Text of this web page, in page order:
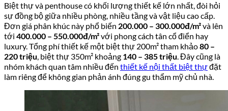
Biệt thự và penthouse có khối lượng thiết kế lớn nhất, đòi hỏi
sự đồng bộ giữa nhiều phòng, nhiều tầng và vật liệu cao cấp.
Đơn giá phân khúc này phổ biến 200.000 – 300.000đ/m²và lên
tới 400.000 – 550.000đ/m²với phong cách tân cổ điển hay
luxury. Tổng phí thiết kế một biệt thự 200m² tham khảo80 –
220 triệu, biệt thự 350m² khoảng 140 – 385 triệu. Đây cũng là
nhóm khách quan tâm nhiều đến thiết kế nội thất biệt thựđặt
làm riêng để không gian phản ánh đúng gu thẩm mỹ chủ nhà.